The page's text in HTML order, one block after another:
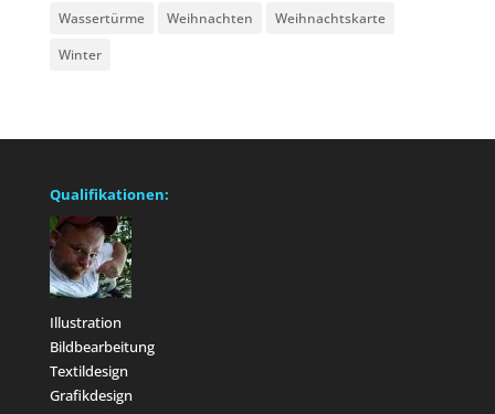
Wassertürme
Weihnachten
Weihnachtskarte
Winter
Qualifikationen:
Illustration
Bildbearbeitung
Textildesign
Grafikdesign